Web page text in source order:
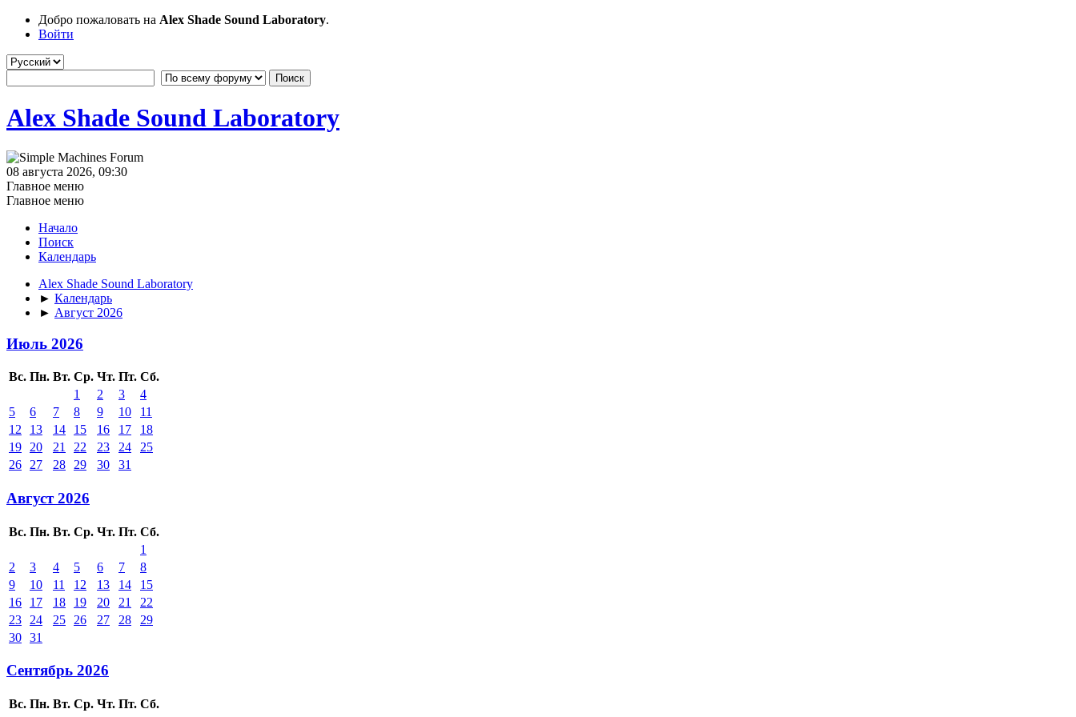
Добро пожаловать на Alex Shade Sound Laboratory.
Войти
Alex Shade Sound Laboratory
08 августа 2026, 09:30
Главное меню
Главное меню
Начало
Поиск
Календарь
Alex Shade Sound Laboratory
► Календарь
► Август 2026
Июль 2026
Вс. Пн. Вт. Ср. Чт. Пт. Сб.
1
2 3
4
5
6 7 8 9 10
11
12
13 14 15 16 17
18
19
20 21 22 23 24
25
26
27 28 29 30 31
Август 2026
Вс. Пн. Вт. Ср. Чт. Пт. Сб.
1
2
3 4 5 6 7
8
9
10 11 12 13 14
15
16
17 18 19 20 21
22
23
24 25 26 27 28
29
30 31
Сентябрь 2026
Вс. Пн. Вт. Ср. Чт. Пт. Сб.